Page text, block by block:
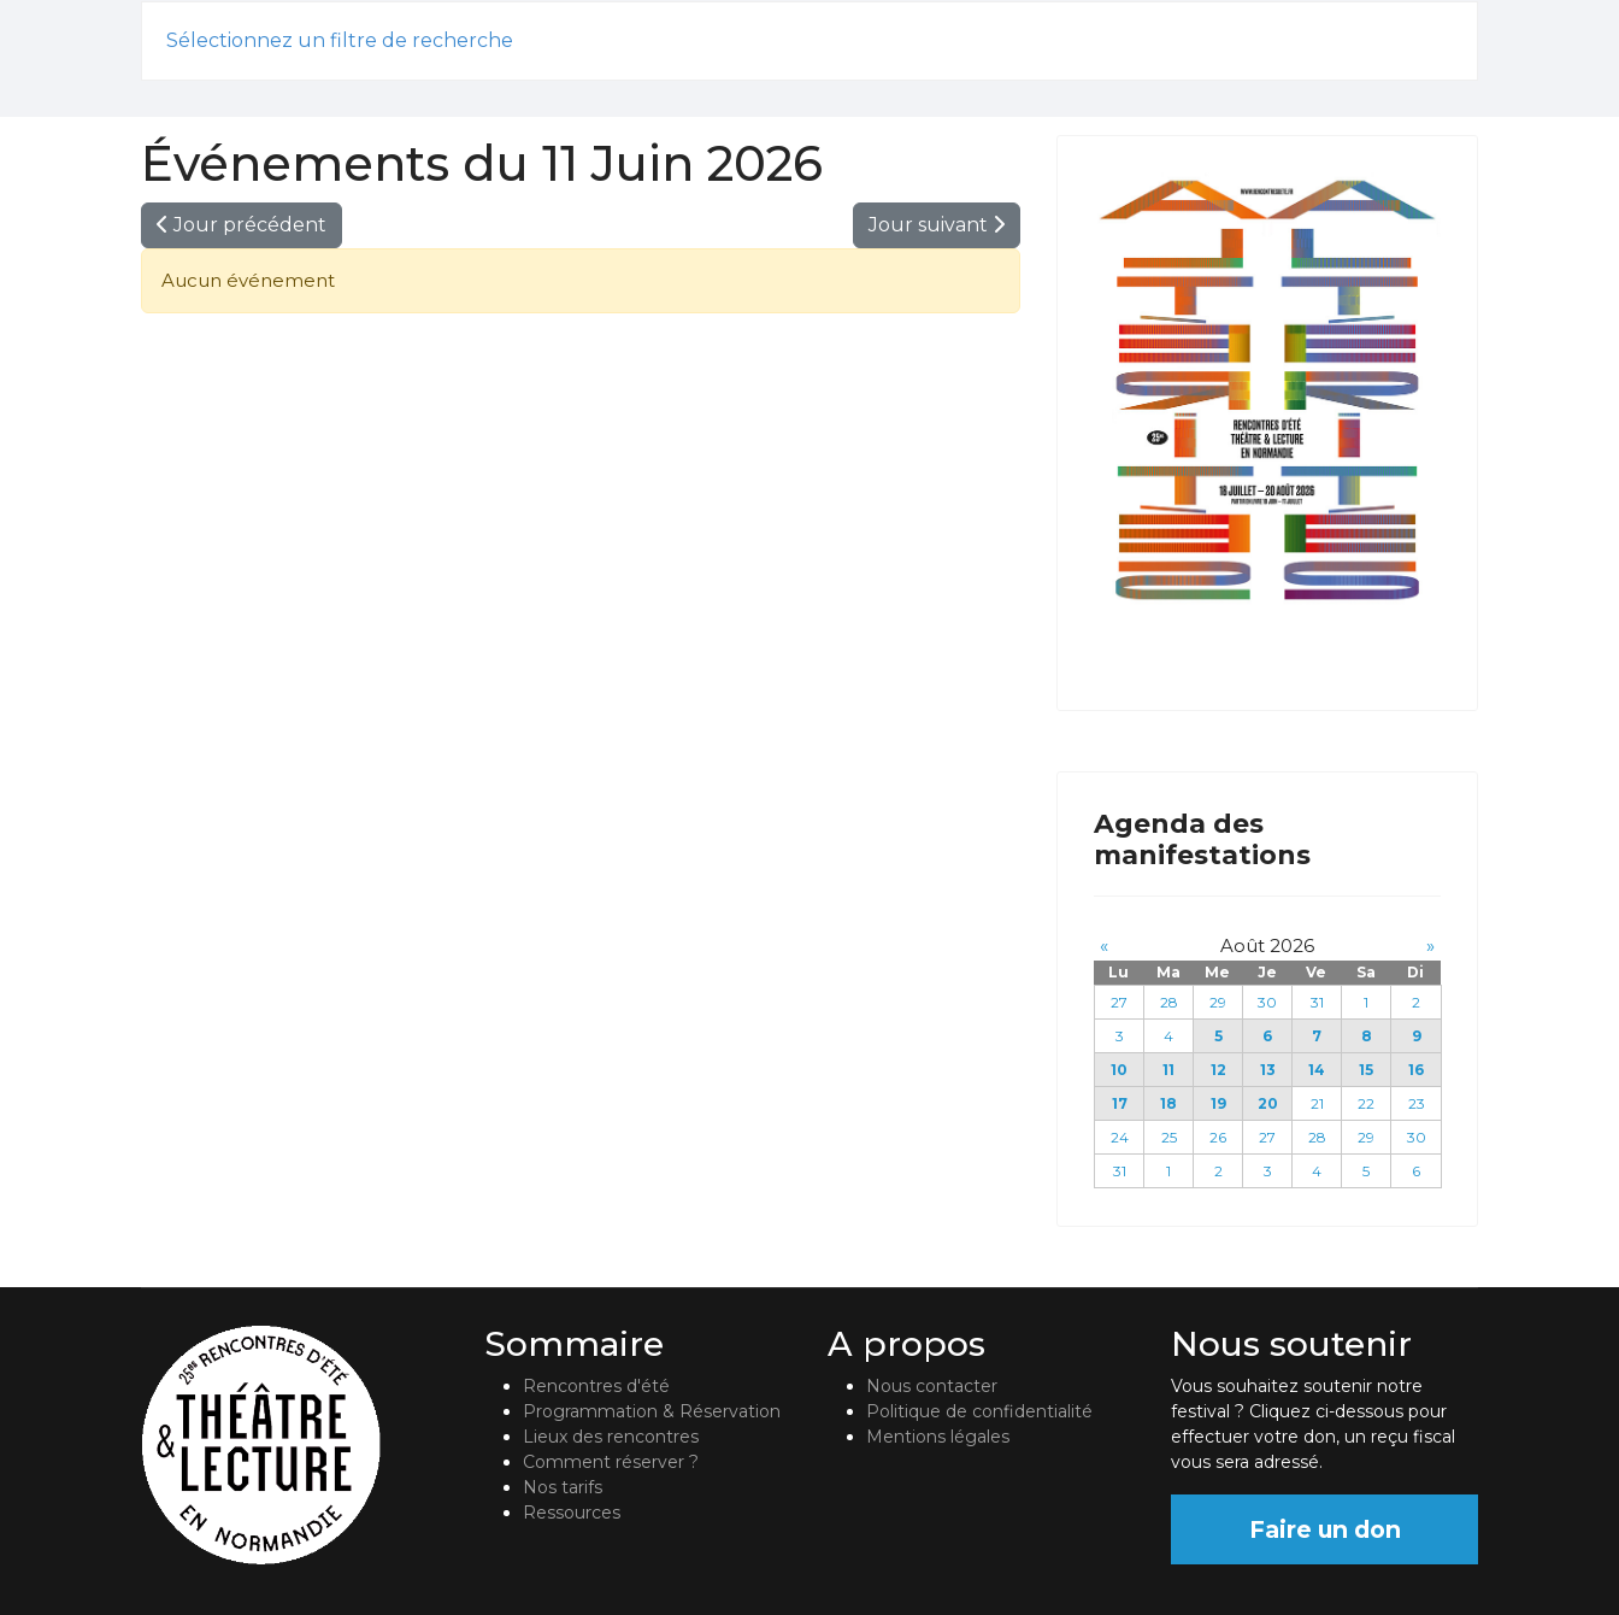
Sélectionnez un filtre de recherche
Événements du 11 Juin 2026
Jour précédent Jour suivant
Aucun événement
Agenda des
manifestations
« Août 2026 »
Lu Ma Me Je Ve Sa
Di
27
28 29 30 31 1
2
3
4 5 6 7 8
9
10
11 12 13 14 15
16
17
18 19 20 21 22
23
24
25 26 27 28 29
30
31
1 2 3 4 5 6
Sommaire
Rencontres d'été
Programmation & Réservation
Lieux des rencontres
Comment réserver ?
Nos tarifs
Ressources
A propos
Nous contacter
Politique de confidentialité
Mentions légales
Nous soutenir
Vous souhaitez soutenir notre
festival ? Cliquez ci-dessous pour
effectuer votre don, un reçu fiscal
vous sera adressé.
Faire un don